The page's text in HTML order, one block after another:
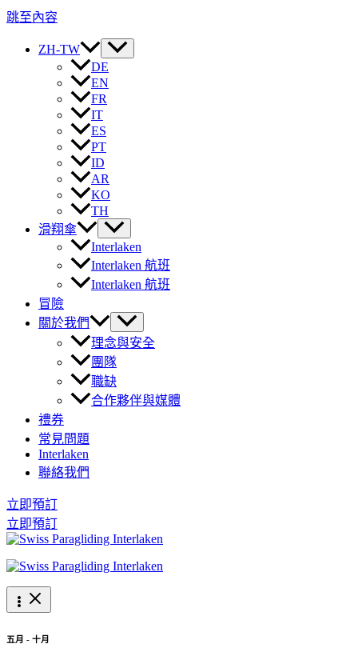
跳至內容
ZH-TW
DE
EN
FR
IT
ES
PT
ID
AR
KO
TH
滑翔傘
Interlaken
Interlaken 航班
Interlaken 航班
冒險
關於我們
理念與安全
團隊
職缺
合作夥伴與媒體
禮券
常見問題
Interlaken
聯絡我們
立即預訂
立即預訂
五月 - 十月